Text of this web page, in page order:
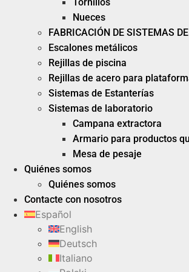
Nueces
FABRICACIÓN DE SISTEMAS
Escalones metálicos
Rejillas de piscina
Rejillas de acero para
Sistemas de Estanterías
Sistemas de laboratorio
Campana extractora
Armario para productos
Mesa de pesaje
Quiénes somos
Quiénes somos
Contacte con nosotros
Español
English
Deutsch
Italiano